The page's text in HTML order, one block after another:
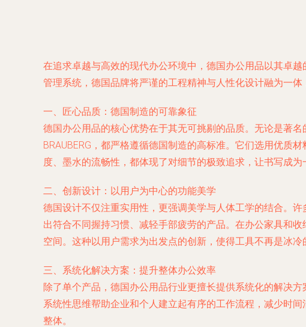
在追求卓越与高效的现代办公环境中，德国办公用品以其卓
管理系统，德国品牌将严谨的工程精神与人性化设计融为一
一、匠心品质：德国制造的可靠象征
德国办公用品的核心优势在于其无可挑剔的品质。无论是著
BRAUBERG，都严格遵循德国制造的高标准。它们选用优质
度、墨水的流畅性，都体现了对细节的极致追求，让书写成
二、创新设计：以用户为中心的功能美学
德国设计不仅注重实用性，更强调美学与人体工学的结合。
出符合不同握持习惯、减轻手部疲劳的产品。在办公家具和
空间。这种以用户需求为出发点的创新，使得工具不再是冰
三、系统化解决方案：提升整体办公效率
除了单个产品，德国办公用品行业更擅长提供系统化的解决
系统性思维帮助企业和个人建立起有序的工作流程，减少时
整体。